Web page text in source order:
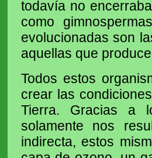
todavía no
como
evolucionadas son
aquellas que
Todos estos
crear las
Tierra. Gracias a
solamente nos
indirecta, estos